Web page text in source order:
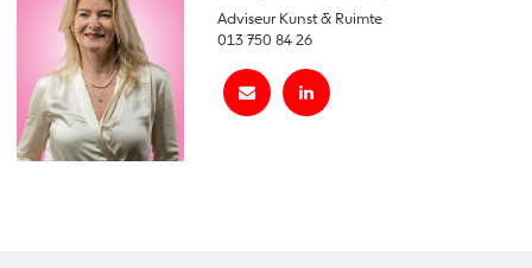
Adviseur Kunst & Ruimte
013 750 84 26